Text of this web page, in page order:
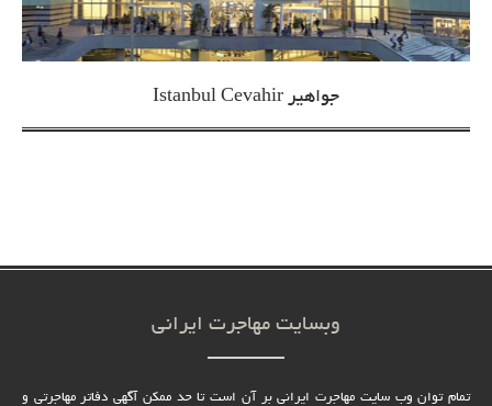
جواهیر Istanbul Cevahir
وبسایت مهاجرت ایرانی
تمام توان وب سایت مهاجرت ایرانی بر آن است تا حد ممکن آگهی دفاتر مهاجرتی و